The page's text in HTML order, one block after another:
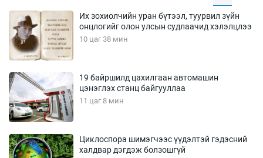
Их зохиолчийн уран бүтээл, туурвил зүйн
онцлогийг олон улсын судлаачид хэлэлцлээ
10 цаг 38 мин
19 байршилд цахилгаан автомашин
цэнэглэх станц байгууллаа
11 цаг 8 мин
Циклоспора шимэгчээс үүдэлтэй гэдэсний
халдвар дэгдэж болзошгүй